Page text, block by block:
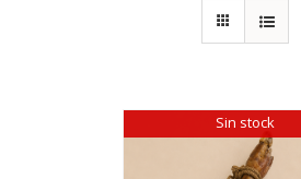
Sin stock